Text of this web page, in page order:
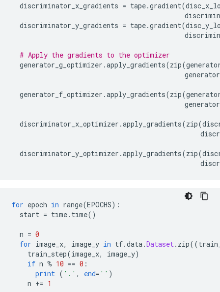
discriminator_x_gradients = tape.gradient(
discriminator_y_gradients = tape.gradient(
# Apply the gradients to the optimizer
generator_g_optimizer .apply_gradients(zip(
generator_f_optimizer .apply_gradients(zip(
discriminator_x_optimizer .apply_gradients(zip(
discriminator_y_optimizer .apply_gradients(zip(
for epoch in range(EPOCHS):
start = time. time()
n = 0
for image_x, image_y in tf.data .Dataset . zip((
train_step(image_x, image_y)
if n % 10 == 0 :
print ( '.' , end= '' )
n += 1